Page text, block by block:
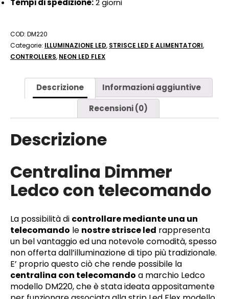
Tempi di spedizione:2 giorni
COD: DM220
Categorie: ILLUMINAZIONE LED, STRISCE LED E ALIMENTATORI,
CONTROLLERS, NEON LED FLEX
Descrizione
Informazioni aggiuntive
Recensioni (0)
Descrizione
Centralina Dimmer
Ledco con telecomando
La possibilità di controllare mediante una un
telecomando le nostre strisce led rappresenta
un bel vantaggio ed una notevole comodità, spesso
non offerta dall’illuminazione di tipo più tradizionale.
E’ proprio questo ciò che rende possibile la
centralina con telecomando a marchio Ledco
modello DM220, che è stata ideata appositamente